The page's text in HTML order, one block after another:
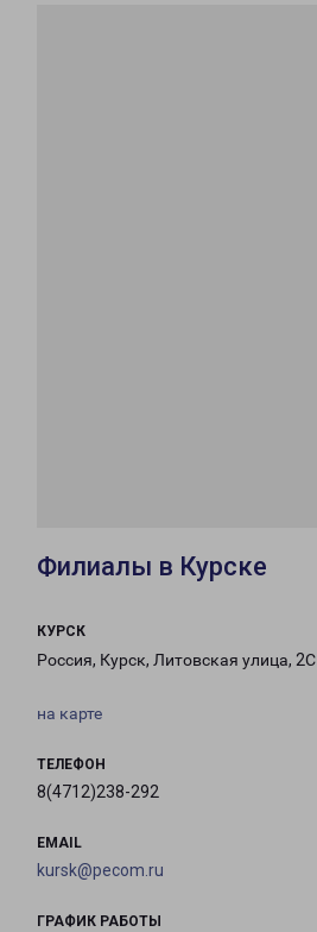
Филиалы в Курске
КУРСК
Россия, Курск, Литовская улица, 2С
на карте
ТЕЛЕФОН
8(4712)238-292
EMAIL
kursk@pecom.ru
ГРАФИК РАБОТЫ